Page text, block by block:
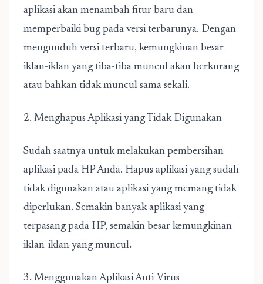
aplikasi akan menambah fitur baru dan
memperbaiki bug pada versi terbarunya. Dengan
mengunduh versi terbaru, kemungkinan besar
iklan-iklan yang tiba-tiba muncul akan berkurang
atau bahkan tidak muncul sama sekali.
2. Menghapus Aplikasi yang Tidak Digunakan
Sudah saatnya untuk melakukan pembersihan
aplikasi pada HP Anda. Hapus aplikasi yang sudah
tidak digunakan atau aplikasi yang memang tidak
diperlukan. Semakin banyak aplikasi yang
terpasang pada HP, semakin besar kemungkinan
iklan-iklan yang muncul.
3. Menggunakan Aplikasi Anti-Virus